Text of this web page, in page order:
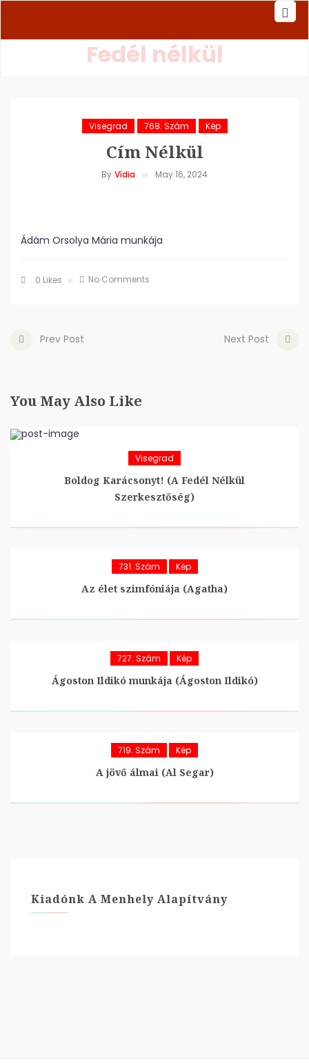
Fedél nélkül
Visegrad 768. Szám Kép
Cím Nélkül
By Vídia May 16, 2024
Ádám Orsolya Mária munkája
0 Likes No Comments
Prev Post Next Post
You May Also Like
Visegrad
Boldog Karácsonyt! (A Fedél Nélkül
Szerkesztőség)
731. Szám Kép
Az élet szimfóniája (Agatha)
727. Szám Kép
Ágoston Ildikó munkája (Ágoston Ildikó)
719. Szám Kép
A jövő álmai (Al Segar)
Kiadónk A Menhely Alapítvány